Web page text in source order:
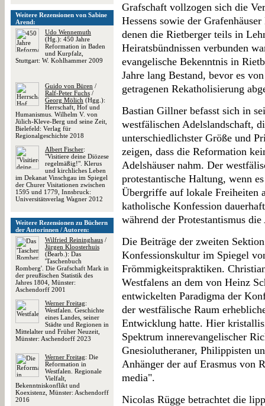
Weitere Rezensionen von Sabine
Arend:
Udo Wennemuth
(Hg.): 450 Jahre
Reformation in Baden
und Kurpfalz,
Stuttgart: W. Kohlhammer 2009
Guido von Büren /
Ralf-Peter Fuchs /
Georg Mölich (Hgg.):
Herrschaft, Hof und
Humanismus. Wilhelm V. von
Jülich-Kleve-Berg und seine Zeit,
Bielefeld: Verlag für
Regionalgeschichte 2018
Albert Fischer:
"Visitiere deine Diözese
regelmäßig!". Klerus
und kirchliches Leben
im Dekanat Vinschgau im Spiegel
der Churer Visitationen zwischen
1595 und 1779, Innsbruck:
Universitätsverlag Wagner 2012
Weitere Rezensionen zu Büchern
der Autorinnen / Autoren:
Wilfried Reininghaus /
Jürgen Kloosterhuis
(Bearb.): Das
'Taschenbuch
Romberg'. Die Grafschaft Mark in
der preußischen Statistik des
Jahres 1804, Münster:
Aschendorff 2001
Werner Freitag:
Westfalen. Geschichte
eines Landes, seiner
Städte und Regionen in
Mittelalter und Früher Neuzeit,
Münster: Aschendorff 2023
Werner Freitag: Die
Reformation in
Westfalen. Regionale
Vielfalt,
Bekenntniskonflikt und
Koexistenz, Münster: Aschendorff
2016
Grafschaft vollzogen sich die
Hessens sowie der
denen die Rietberger teils in
Heiratsbündnissen verbunden
evangelische Bekenntnis in
Jahre lang Bestand, bevor es
getragenen Rekatholisierung
Bastian Gillner befasst sich in
westfälischen Adelslandschaft,
unterschiedlichster Größe und
zeigen, dass die Reformation
Adelshäuser nahm. Der
protestantische Haltung, wenn
Übergriffe auf lokale Freiheiten
katholische Konfession
während der Protestantismus
Die Beiträge der zweiten
Konfessionskultur im Spiegel
Frömmigkeitspraktiken.
Westfalens an dem von Heinz
entwickelten Paradigma der
der westfälische Raum
Entwicklung hatte. Hier
Spektrum innerevangelischer
Gnesiolutheraner, Philippisten
Anhänger der auf Erasmus von
media".
Nicolas Rügge betrachtet die